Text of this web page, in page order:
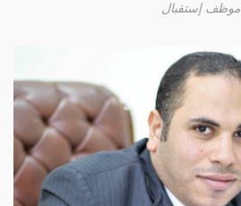
موظف إستقبال